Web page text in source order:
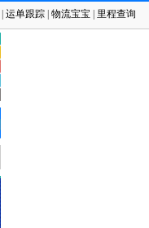
运单跟踪 物流宝宝 里程查询